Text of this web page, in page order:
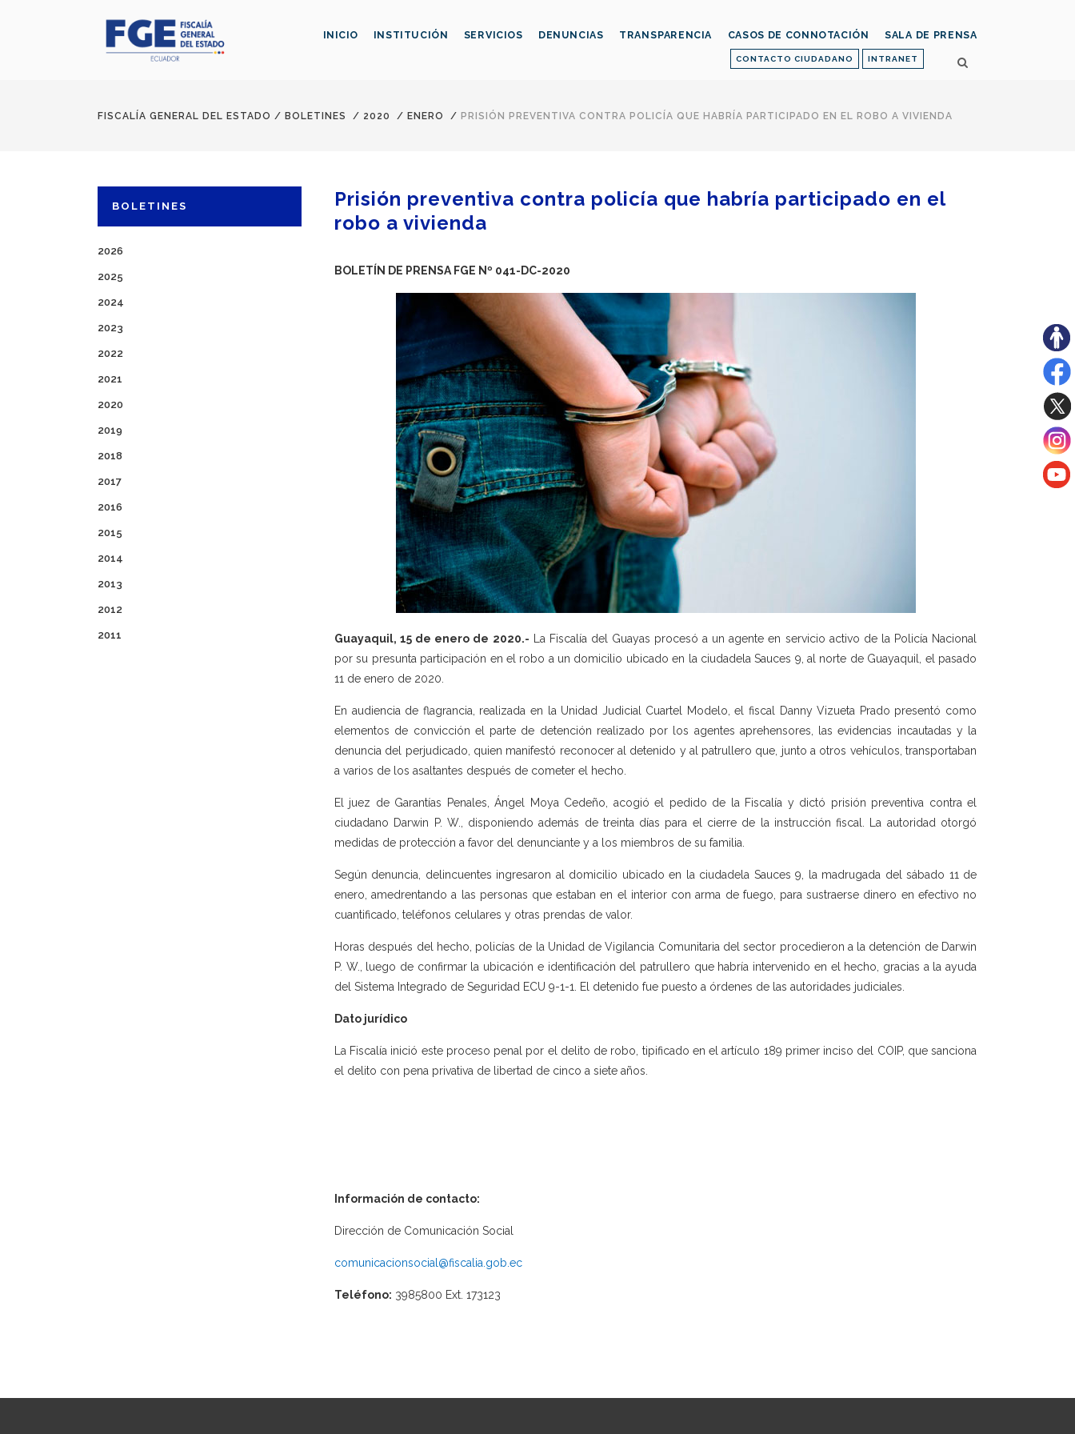
CONTACTO CIUDADANO INTRANET
INICIO INSTITUCIÓN SERVICIOS DENUNCIAS TRANSPARENCIA CASOS DE CONNOTACIÓN SALA DE PRENSA
FISCALÍA GENERAL DEL ESTADO / BOLETINES / 2020 / ENERO / PRISIÓN PREVENTIVA CONTRA POLICÍA QUE HABRÍA PARTICIPADO EN EL ROBO A VIVIENDA
BOLETINES
2026
2025
2024
2023
2022
2021
2020
2019
2018
2017
2016
2015
2014
2013
2012
2011
Prisión preventiva contra policía que habría participado en el
robo a vivienda
BOLETÍN DE PRENSA FGE Nº 041-DC-2020
Guayaquil, 15 de enero de 2020.- La Fiscalía del Guayas procesó a un agente en servicio activo de la Policía Nacional
por su presunta participación en el robo a un domicilio ubicado en la ciudadela Sauces 9, al norte de Guayaquil, el pasado
11 de enero de 2020.
En audiencia de flagrancia, realizada en la Unidad Judicial Cuartel Modelo, el fiscal Danny Vizueta Prado presentó como
elementos de convicción el parte de detención realizado por los agentes aprehensores, las evidencias incautadas y la
denuncia del perjudicado, quien manifestó reconocer al detenido y al patrullero que, junto a otros vehículos, transportaban
a varios de los asaltantes después de cometer el hecho.
El juez de Garantías Penales, Ángel Moya Cedeño, acogió el pedido de la Fiscalía y dictó prisión preventiva contra el
ciudadano Darwin P. W., disponiendo además de treinta días para el cierre de la instrucción fiscal. La autoridad otorgó
medidas de protección a favor del denunciante y a los miembros de su familia.
Según denuncia, delincuentes ingresaron al domicilio ubicado en la ciudadela Sauces 9, la madrugada del sábado 11 de
enero, amedrentando a las personas que estaban en el interior con arma de fuego, para sustraerse dinero en efectivo no
cuantificado, teléfonos celulares y otras prendas de valor.
Horas después del hecho, policías de la Unidad de Vigilancia Comunitaria del sector procedieron a la detención de Darwin
P. W., luego de confirmar la ubicación e identificación del patrullero que habría intervenido en el hecho, gracias a la ayuda
del Sistema Integrado de Seguridad ECU 9-1-1. El detenido fue puesto a órdenes de las autoridades judiciales.
Dato jurídico
La Fiscalía inició este proceso penal por el delito de robo, tipificado en el artículo 189 primer inciso del COIP, que sanciona
el delito con pena privativa de libertad de cinco a siete años.
Información de contacto:
Dirección de Comunicación Social
comunicacionsocial@fiscalia.gob.ec
Teléfono: 3985800 Ext. 173123